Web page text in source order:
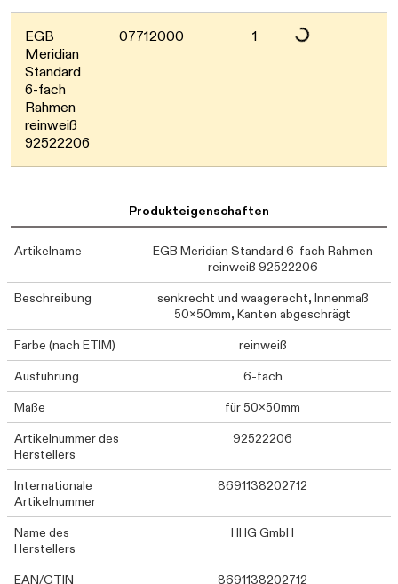
EGB
Meridian
Standard
6-fach
Rahmen
reinweiß
92522206
07712000 1
Produkteigenschaften
Artikelname
EGB Meridian Standard 6-fach Rahmen
reinweiß 92522206
Beschreibung
senkrecht und waagerecht, Innenmaß
50x50mm, Kanten abgeschrägt
Farbe (nach ETIM)
reinweiß
Ausführung
6-fach
Maße
für 50x50mm
Artikelnummer des
Herstellers
92522206
Internationale
Artikelnummer
8691138202712
Name des
Herstellers
HHG GmbH
EAN/GTIN 8691138202712